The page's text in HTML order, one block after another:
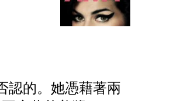
認的。她憑藉著兩